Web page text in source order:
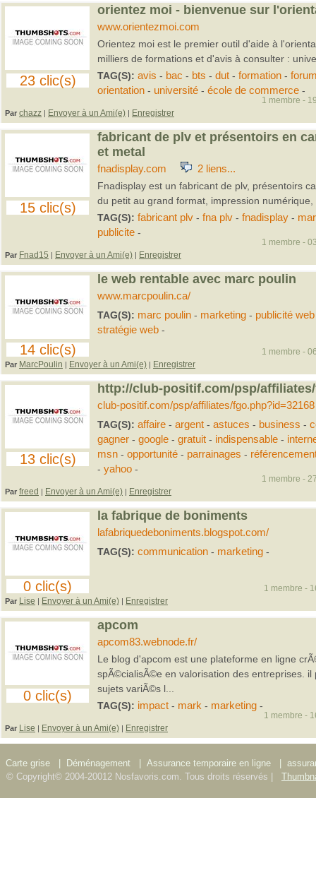
23 clic(s)
orientez moi - bienvenue sur
www.orientezmoi.com
Orientez moi est le premier outil d'aide à
milliers de formations et d'avis à consulter :
TAG(S): avis - bac - bts - dut - formation-
orientation- université- école de commerce-
Par chazz | Envoyer à un Ami(e) | Enregistrer
1 membre -
15 clic(s)
fabricant de plv et présentoirs en
et metal
fnadisplay.com
2 liens...
Fnadisplay est un fabricant de plv, présentoirs
du petit au grand format, impression
TAG(S): fabricant plv- fna plv- fnadisplay-
publicite-
Par Fnad15 | Envoyer à un Ami(e) | Enregistrer
1 membre -
14 clic(s)
le web rentable avec marc poulin
www.marcpoulin.ca/
TAG(S): marc poulin- marketing- publicité web
stratégie web-
Par MarcPoulin | Envoyer à un Ami(e) | Enregistrer
1 membre -
13 clic(s)
http://club-positif.com/psp/
club-positif.com/psp/affiliates/fgo.php?id=32168
TAG(S): affaire- argent- astuces - business -
gagner- google- gratuit- indispensable-
msn - opportunité- parrainages -
- yahoo-
Par freed | Envoyer à un Ami(e) | Enregistrer
1 membre -
0 clic(s)
la fabrique de boniments
lafabriquedeboniments.blogspot.com/
TAG(S): communication- marketing-
Par Lise | Envoyer à un Ami(e) | Enregistrer
1 membre -
0 clic(s)
apcom
apcom83.webnode.fr/
Le blog d'apcom est une plateforme en ligne
spÃ©cialisÃ©e en valorisation des entreprises. il
sujets variÃ©s l...
TAG(S): impact- mark - marketing-
Par Lise | Envoyer à un Ami(e) | Enregistrer
1 membre -
Carte grise Déménagement Assurance temporaire en ligne
© Copyright© 2004-20012 Nosfavoris.com. Tous droits réservés |